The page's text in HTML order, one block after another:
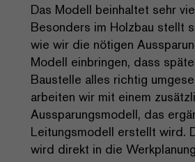
Das Modell beinhaltet sehr
Besonders im Holzbau stellt
wie wir die nötigen
Modell einbringen, dass
Baustelle alles richtig
arbeiten wir mit einem
Aussparungsmodell, das
Leitungsmodell erstellt wird.
wird direkt in die